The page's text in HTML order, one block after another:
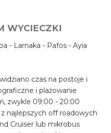
WYCIECZKI
- Larnaka - Pafos - Ayia
czas na postoje i
i plażowanie
zwykle 09:00 - 20:00
najlepszych off roadowych
Cruiser lub mikrobus